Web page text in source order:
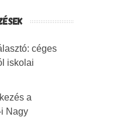
céges
iskolai
a
Nagy